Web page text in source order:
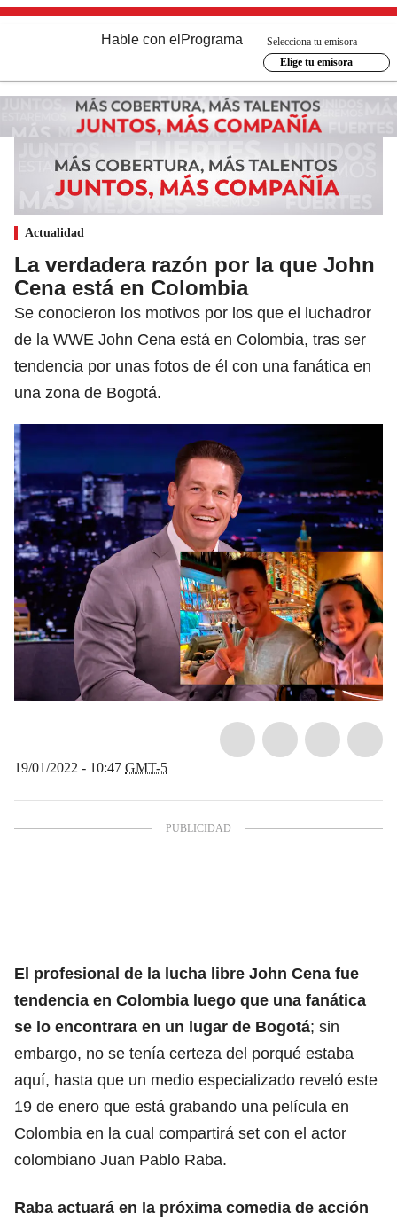
Hable con el Programa
Selecciona tu emisora
Elige tu emisora
Actualidad
La verdadera razón por la que John
Cena está en Colombia
Se conocieron los motivos por los que el luchadror
de la WWE John Cena está en Colombia, tras ser
tendencia por unas fotos de él con una fanática en
una zona de Bogotá.
19/01/2022 - 10:47 GMT-5
El profesional de la lucha libre John Cena fue
tendencia en Colombia luego que una fanática
se lo encontrara en un lugar de Bogotá; sin
embargo, no se tenía certeza del porqué estaba
aquí, hasta que un medio especializado reveló este
19 de enero que está grabando una película en
Colombia en la cual compartirá set con el actor
colombiano Juan Pablo Raba.
Raba actuará en la próxima comedia de acción